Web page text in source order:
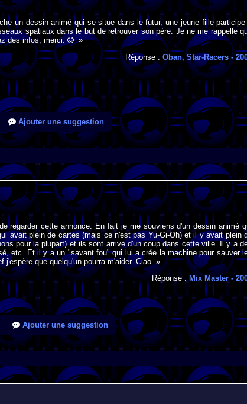
un dessin animé qui se situe dans le futur, une jeune fille
spatiaux dans le but de retrouver son père. Je ne me rappelle
des infos, merci.
»
Réponse :Oban, Star-Racers -
Ajouter une suggestion
regarder cette annonce. En fait je me souviens d'un dessin animé
avait plein de cartes (mais ce n'est pas Yu-Gi-Oh) et il y avait plein
pour la plupart) et ils sont arrivé d'un coup dans cette ville. Il y a
etc. Et il y a un "savant fou" qui lui a crée la machine pour sauver
j'espère que quelqu'un pourra m'aider. Ciao. »
Réponse : Mix Master-
Ajouter une suggestion